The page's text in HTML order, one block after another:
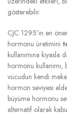
gösterebilir.
CJC 1295’in en
hormonu üretimini
kullanımına
hormonu
vücudun kendi
hormon seviyesi
büyüme hormonu
alternatif olarak